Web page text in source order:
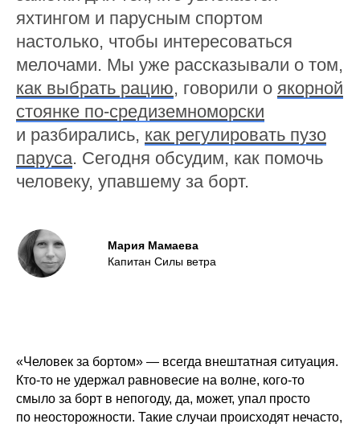
яхтингом и парусным спортом
настолько, чтобы интересоваться
мелочами. Мы уже рассказывали о том,
как выбрать рацию, говорили о якорной
стоянке по-средиземноморски
и разбирались, как регулировать пузо
паруса. Сегодня обсудим, как помочь
человеку, упавшему за борт.
Мария Мамаева
Капитан Силы ветра
«Человек за бортом» — всегда внештатная ситуация.
Кто-то не удержал равновесие на волне, кого-то
смыло за борт в непогоду, да, может, упал просто
по неосторожности. Такие случаи происходят нечасто,